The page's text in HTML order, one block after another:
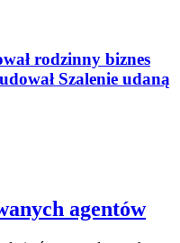
rodzinny biznes
Szalenie udaną
agentów